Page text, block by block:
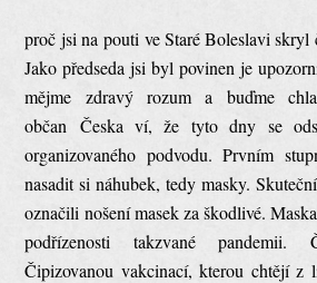
proč jsi na pouti ve Staré Boleslavi
Jako předseda jsi byl povinen je
mějme zdravý rozum a buďme
občan Česka ví, že tyto dny se
organizovaného podvodu. Prvním
nasadit si náhubek, tedy masky.
označili nošení masek za škodlivé.
podřízenosti takzvané
Čipizovanou vakcinací, kterou chtějí z